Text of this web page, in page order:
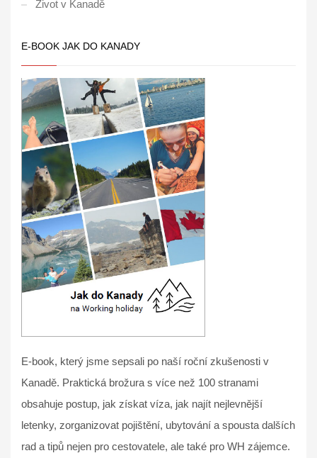
Život v Kanadě
E-BOOK JAK DO KANADY
E-book, který jsme sepsali po naší roční zkušenosti v
Kanadě. Praktická brožura s více než 100 stranami
obsahuje postup, jak získat víza, jak najít nejlevnější
letenky, zorganizovat pojištění, ubytování a spousta dalších
rad a tipů nejen pro cestovatele, ale také pro WH zájemce.